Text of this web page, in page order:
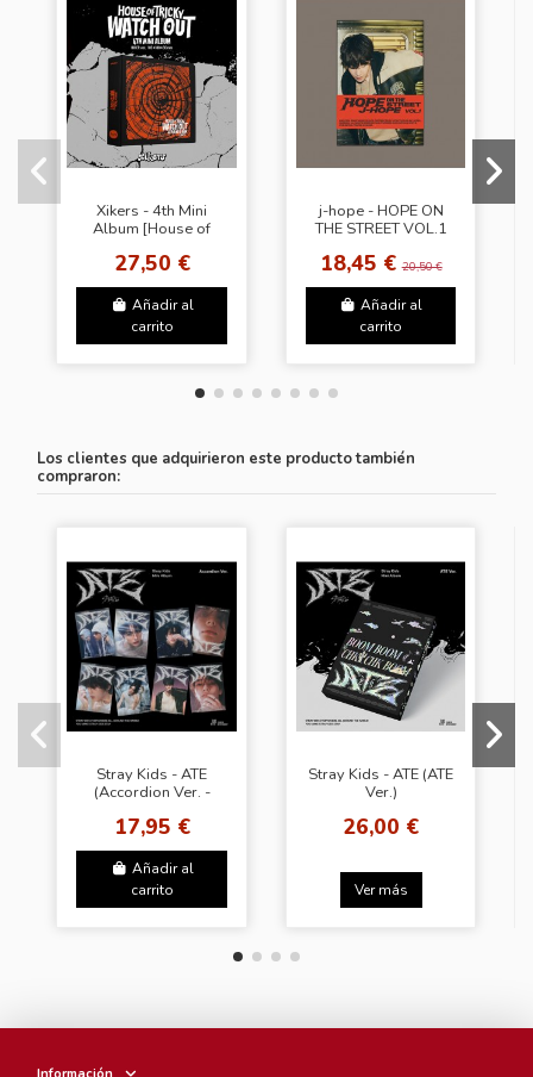
Xikers - 4th Mini
Album [House of
(Random Ver.) + SW
27,50 €
Añadir al
carrito
j-hope - HOPE ON
THE STREET VOL.1
ver.]
18,45 €20,50 €
Añadir al
carrito
Los clientes que adquirieron este producto también
compraron:
Stray Kids - ATE
(Accordion Ver. -
17,95 €
Añadir al
carrito
Stray Kids - ATE (ATE
Ver.)
26,00 €
Ver más